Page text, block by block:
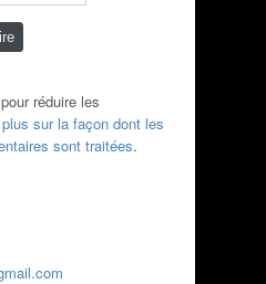
réduire les
sur la façon dont les
sont traitées.